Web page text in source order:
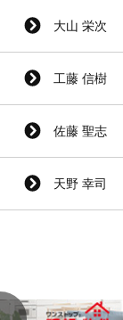
大山 栄次
工藤 信樹
佐藤 聖志
天野 幸司